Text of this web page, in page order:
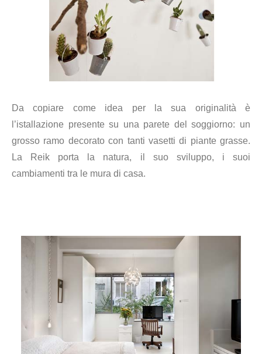
Da copiare come idea per la sua originalità è
l’istallazione presente su una parete del soggiorno: un
grosso ramo decorato con tanti vasetti di piante grasse.
La Reik porta la natura, il suo sviluppo, i suoi
cambiamenti tra le mura di casa.